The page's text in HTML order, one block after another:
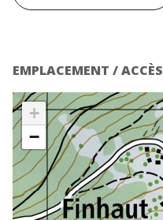
EMPLACEMENT / ACCÈS
+
−